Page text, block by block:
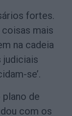
fortes.
mais
na cadeia
judiciais
se’.
plano de
com os